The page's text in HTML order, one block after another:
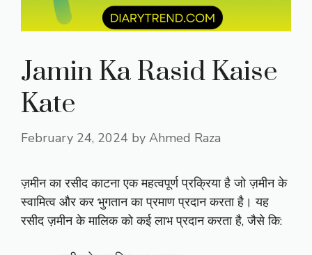
Jamin Ka Rasid Kaise
Kate
February 24, 2024 by Ahmed Raza
ज़मीन का रसीद काटना एक महत्वपूर्ण प्रक्रिया है जो ज़मीन के
स्वामित्व और कर भुगतान का प्रमाण प्रदान करता है। यह
रसीद ज़मीन के मालिक को कई लाभ प्रदान करता है, जैसे कि: